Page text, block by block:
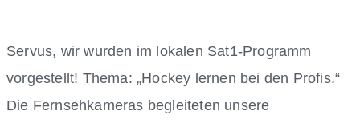
Servus, wir wurden im lokalen Sat1-Programm
vorgestellt! Thema: „Hockey lernen bei den Profis.“
Die Fernsehkameras begleiteten unsere